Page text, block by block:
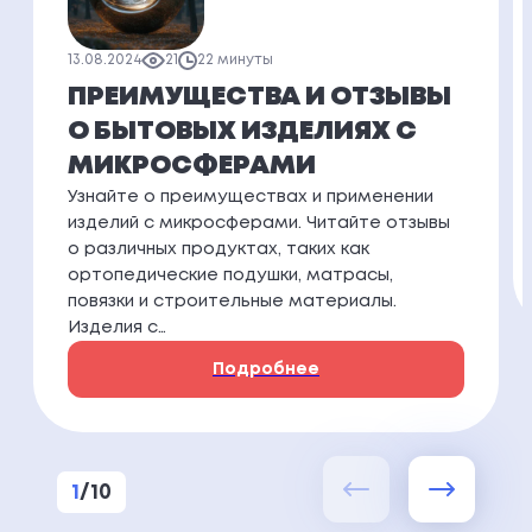
13.08.2024 21 22 минуты
ПРЕИМУЩЕСТВА И ОТЗЫВЫ
О БЫТОВЫХ ИЗДЕЛИЯХ С
МИКРОСФЕРАМИ
Узнайте о преимуществах и применении
изделий с микросферами. Читайте отзывы
о различных продуктах, таких как
ортопедические подушки, матрасы,
повязки и строительные материалы.
Изделия с…
Подробнее
1 / 10